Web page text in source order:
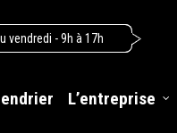
vendredi - 9h à 17h
L’entreprise